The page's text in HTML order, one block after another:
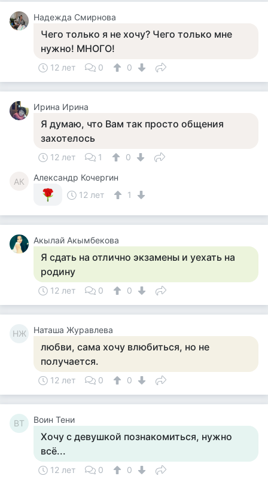
Надежда Смирнова
Чего только я не хочу? Чего только мне
нужно! МНОГО!
12 лет 0 0
Ирина Ирина
Я думаю, что Вам так просто общения
захотелось
12 лет 1 0
АК
Александр Кочергин
12 лет
1
Акылай Акымбекова
Я сдать на отлично экзамены и уехать на
родину
12 лет 0 0
НЖ Наташа Журавлева
любви, сама хочу влюбиться, но не
получается.
12 лет 0 0
ВТ Воин Тени
Хочу с девушкой познакомиться, нужно
всё...
12 лет 0 0